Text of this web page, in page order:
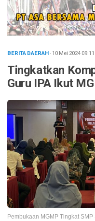
BERITA DAERAH· 10 Mei 202409:11
Tingkatkan
Guru IPA Ikut
Pembukaan MGMP Tingkat